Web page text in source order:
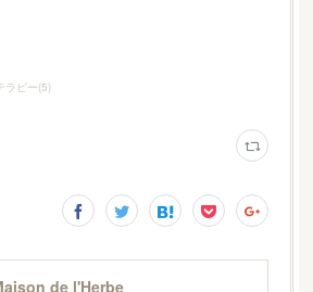
ラピー(5)
de l'Herbe